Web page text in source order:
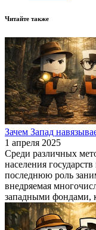
Читайте также
Зачем Запад
1 апреля 2025
Среди различных
населения
последнюю роль
внедряемая
западными фондами,